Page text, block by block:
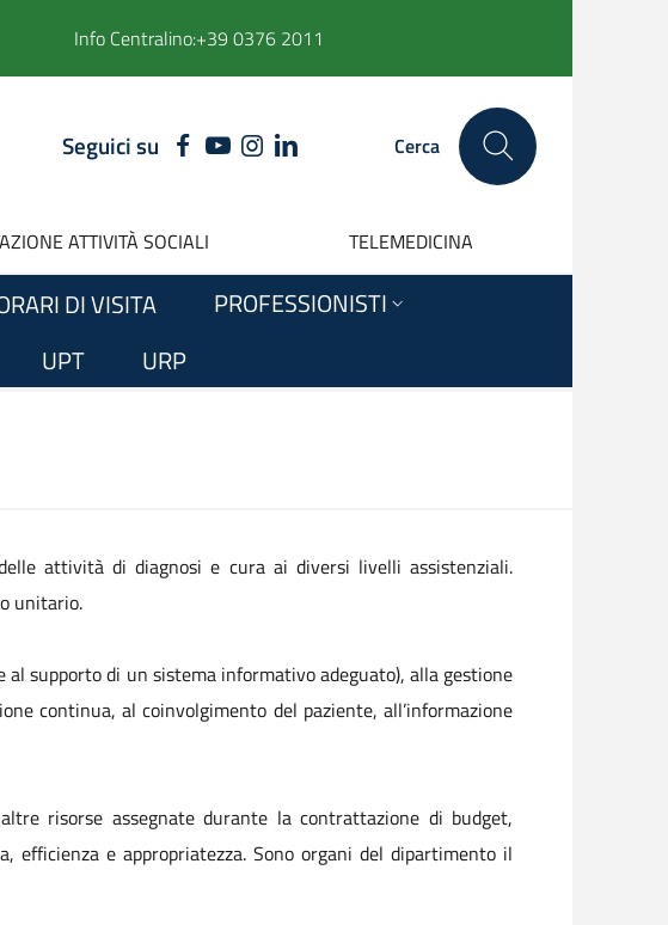
Info Centralino:+39 0376 2011
Seguici suFACEBOOK
YOUTUBE
INSTAGRAM
LINKEDIN Cerca
ATTIVITÀ SOCIALI TELEMEDICINA
DI VISITA
PROFESSIONISTI
UPT URP
attività di diagnosi e cura ai diversi livelli assistenziali.
unitario.
supporto di un sistema informativo adeguato), alla gestione
continua, al coinvolgimento del paziente, all’informazione
risorse assegnate durante la contrattazione di budget,
efficienza e appropriatezza. Sono organi del dipartimento il